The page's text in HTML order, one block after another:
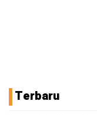
Terbaru